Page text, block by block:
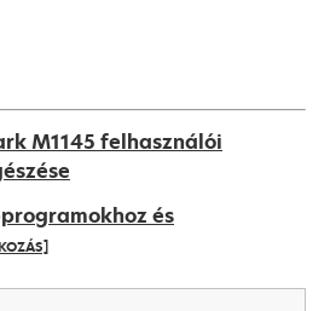
M1145 felhasználói
és